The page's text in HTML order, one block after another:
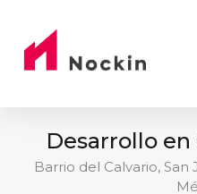
Desarrollo
Barrio del Calvario,